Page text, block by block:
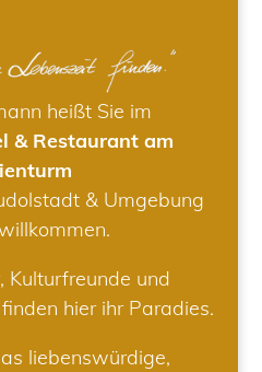
heißt Sie im
& Restaurant am
& Umgebung
Kulturfreunde und
hier ihr Paradies.
liebenswürdige,